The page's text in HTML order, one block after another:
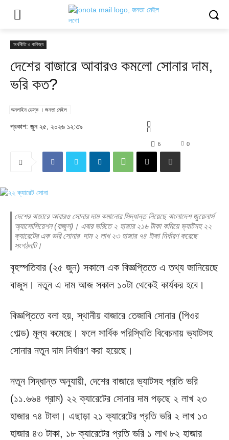
অর্থনীতি ও বাণিজ্য
দেশের বাজারে আবারও কমলো সোনার দাম,
ভরি কত?
অনলাইন ডেস্ক । জনতা মেইল
প্রকাশ: জুন ২৫, ২০২৬ ১২:৩৯
0
6
দেশের বাজারে আবারও সোনার দাম কমানোর সিদ্ধান্ত নিয়েছে বাংলাদেশ জুয়েলার্স
অ্যাসোসিয়েশন (বাজুস)। এবার ভরিতে ২ হাজার ২১৬ টাকা কমিয়ে ভ্যাটসহ ২২
ক্যারেটের এক ভরি সোনার দাম ২ লাখ ২৩ হাজার ৭৪ টাকা নির্ধারণ করেছে
সংগঠনটি।
বৃহস্পতিবার (২৫ জুন) সকালে এক বিজ্ঞপ্তিতে এ তথ্য জানিয়েছে
বাজুস। নতুন এ দাম আজ সকাল ১০টা থেকেই কার্যকর হবে।
বিজ্ঞপ্তিতে বলা হয়, স্থানীয় বাজারে তেজাবি সোনার (পিওর
গোল্ড) মূল্য কমেছে। ফলে সার্বিক পরিস্থিতি বিবেচনায় ভ্যাটসহ
সোনার নতুন দাম নির্ধারণ করা হয়েছে।
নতুন সিদ্ধান্ত অনুযায়ী, দেশের বাজারে ভ্যাটসহ প্রতি ভরি
(১১.৬৬৪ গ্রাম) ২২ ক্যারেটের সোনার দাম পড়ছে ২ লাখ ২৩
হাজার ৭৪ টাকা। এছাড়া ২১ ক্যারেটের প্রতি ভরি ২ লাখ ১৩
হাজার ৪৩ টাকা, ১৮ ক্যারেটের প্রতি ভরি ১ লাখ ৮২ হাজার